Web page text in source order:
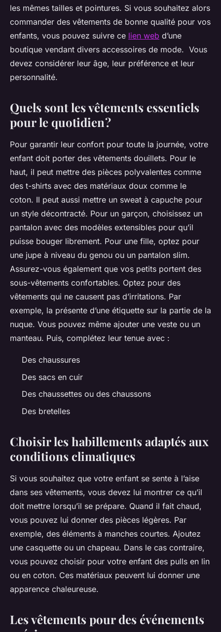
les mêmes tailles et pointures. Si vous souhaitez alors
commander des vêtements de bonne qualité pour vos
enfants, vous pouvez suivre ce lien web d’une
boutique vendant divers accessoires de mode. Vous
devez considérer leur âge, leur préférence et leur
personnalité.
Quels sont les vêtements essentiels
pour le quotidien ?
Pour garantir leur confort pour toute la journée, votre
enfant doit porter des vêtements douillets. Pour le
haut, il peut mettre des pièces polyvalentes comme
des t-shirts avec des matériaux doux comme le
coton. Il peut aussi mettre un sweat à capuche pour
un style décontracté. Pour un garçon, choisissez un
pantalon avec des modèles extensibles pour qu’il
puisse bouger librement. Pour une fille, optez pour
une jupe à niveau du genou ou un pantalon slim.
Assurez-vous également que vos petits portent des
sous-vêtements confortables. Optez pour des
vêtements qui ne causent pas d’irritations. Par
exemple, la présente d’une étiquette sur la partie de la
nuque. Vous pouvez même ajouter une veste ou un
manteau. Puis, complétez leur tenue avec :
Des chaussures
Des sacs en cuir
Des chaussettes ou des chaussons
Des bretelles
Choisir les habillements adaptés aux
conditions climatiques
Si vous souhaitez que votre enfant se sente à l’aise
dans ses vêtements, vous devez lui montrer ce qu’il
doit mettre lorsqu’il se prépare. Quand il fait chaud,
vous pouvez lui donner des pièces légères. Par
exemple, des éléments à manches courtes. Ajoutez
une casquette ou un chapeau. Dans le cas contraire,
vous pouvez choisir pour votre enfant des pulls en lin
ou en coton. Ces matériaux peuvent lui donner une
apparence chaleureuse.
Les vêtements pour des événements